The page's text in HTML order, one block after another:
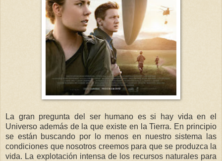
La gran pregunta del ser humano es si hay vida en el
Universo además de la que existe en la Tierra. En principio
se están buscando por lo menos en nuestro sistema las
condiciones que nosotros creemos para que se produzca la
vida. La explotación intensa de los recursos naturales para